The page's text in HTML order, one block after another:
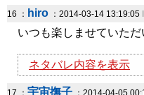
16 ： hiro ：2014-03-14 13:19:05
いつも楽しませていただ
ネタバレ内容を表示
17 ： 宇宙撫子 ：2014-04-05